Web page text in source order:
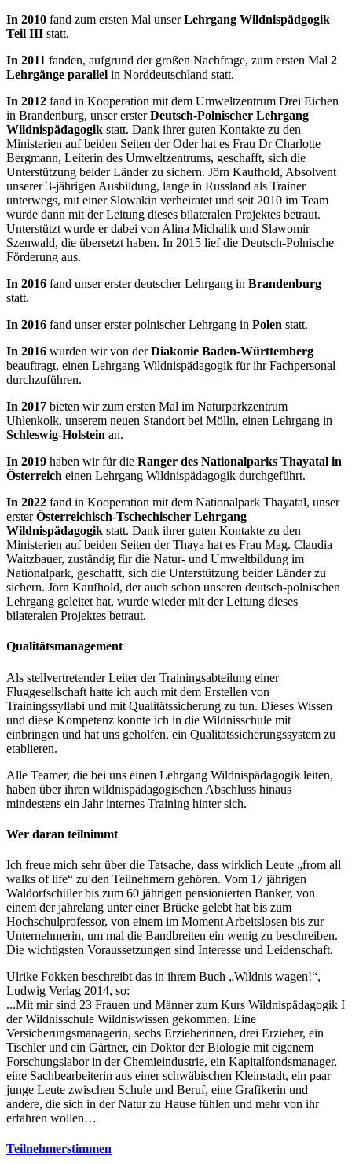
In 2010 fand zum ersten Mal unserLehrgang Wildnispädgogik
Teil III statt.
In 2011 fanden, aufgrund der großen Nachfrage, zum ersten Mal 2
Lehrgänge parallel in Norddeutschland statt.
In 2012 fand in Kooperation mit dem Umweltzentrum Drei Eichen
in Brandenburg, unser ersterDeutsch-Polnischer Lehrgang
Wildnispädagogik statt. Dank ihrer guten Kontakte zu den
Ministerien auf beiden Seiten der Oder hat es Frau Dr Charlotte
Bergmann, Leiterin des Umweltzentrums, geschafft, sich die
Unterstützung beider Länder zu sichern. Jörn Kaufhold, Absolvent
unserer 3-jährigen Ausbildung, lange in Russland als Trainer
unterwegs, mit einer Slowakin verheiratet und seit 2010 im Team
wurde dann mit der Leitung dieses bilateralen Projektes betraut.
Unterstützt wurde er dabei von Alina Michalik und Slawomir
Szenwald, die übersetzt haben. In 2015 lief die Deutsch-Polnische
Förderung aus.
In 2016 fand unser erster deutscher Lehrgang in Brandenburg
statt.
In 2016 fand unser erster polnischer Lehrgang in Polen statt.
In 2016 wurden wir von derDiakonie Baden-Württemberg
beauftragt, einen Lehrgang Wildnispädagogik für ihr Fachpersonal
durchzuführen.
In 2017 bieten wir zum ersten Mal im Naturparkzentrum
Uhlenkolk, unserem neuen Standort bei Mölln, einen Lehrgang in
Schleswig-Holstein an.
In 2019 haben wir für die Ranger des Nationalparks Thayatal in
Österreich einen Lehrgang Wildnispädagogik durchgeführt.
In 2022 fand in Kooperation mit dem Nationalpark Thayatal, unser
ersterÖsterreichisch-Tschechischer Lehrgang
Wildnispädagogik statt. Dank ihrer guten Kontakte zu den
Ministerien auf beiden Seiten der Thaya hat es Frau Mag. Claudia
Waitzbauer, zuständig für die Natur- und Umweltbildung im
Nationalpark, geschafft, sich die Unterstützung beider Länder zu
sichern. Jörn Kaufhold, der auch schon unseren deutsch-polnischen
Lehrgang geleitet hat, wurde wieder mit der Leitung dieses
bilateralen Projektes betraut.
Qualitätsmanagement
Als stellvertretender Leiter der Trainingsabteilung einer
Fluggesellschaft hatte ich auch mit dem Erstellen von
Trainingssyllabi und mit Qualitätssicherung zu tun. Dieses Wissen
und diese Kompetenz konnte ich in die Wildnisschule mit
einbringen und hat uns geholfen, ein Qualitätssicherungssystem zu
etablieren.
Alle Teamer, die bei uns einen Lehrgang Wildnispädagogik leiten,
haben über ihren wildnispädagogischen Abschluss hinaus
mindestens ein Jahr internes Training hinter sich.
Wer daran teilnimmt
Ich freue mich sehr über die Tatsache, dass wirklich Leute „from all
walks of life“ zu den Teilnehmern gehören. Vom 17 jährigen
Waldorfschüler bis zum 60 jährigen pensionierten Banker, von
einem der jahrelang unter einer Brücke gelebt hat bis zum
Hochschulprofessor, von einem im Moment Arbeitslosen bis zur
Unternehmerin, um mal die Bandbreiten ein wenig zu beschreiben.
Die wichtigsten Voraussetzungen sind Interesse und Leidenschaft.
Ulrike Fokken beschreibt das in ihrem Buch „Wildnis wagen!“,
Ludwig Verlag 2014, so:
...Mit mir sind 23 Frauen und Männer zum Kurs Wildnispädagogik I
der Wildnisschule Wildniswissen gekommen. Eine
Versicherungsmanagerin, sechs Erzieherinnen, drei Erzieher, ein
Tischler und ein Gärtner, ein Doktor der Biologie mit eigenem
Forschungslabor in der Chemieindustrie, ein Kapitalfondsmanager,
eine Sachbearbeiterin aus einer schwäbischen Kleinstadt, ein paar
junge Leute zwischen Schule und Beruf, eine Grafikerin und
andere, die sich in der Natur zu Hause fühlen und mehr von ihr
erfahren wollen…
Teilnehmerstimmen